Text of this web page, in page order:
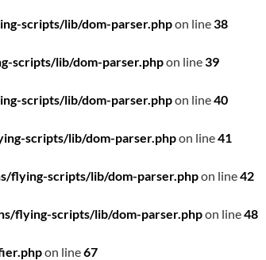
scripts/lib/dom-parser.phpon line38
scripts/lib/dom-parser.phpon line39
scripts/lib/dom-parser.phpon line40
scripts/lib/dom-parser.phpon line41
flying-scripts/lib/dom-parser.phpon line42
flying-scripts/lib/dom-parser.phpon line48
on line67